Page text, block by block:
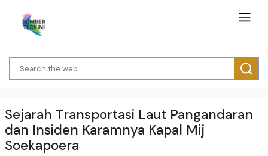
Sejarah Transportasi Laut Pangandaran
dan Insiden Karamnya Kapal Mij
Soekapoera